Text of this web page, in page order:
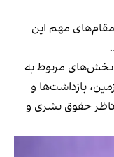
مقام‌های مهم این
مربوط به
بازداشت‌ها و
حقوق بشری و